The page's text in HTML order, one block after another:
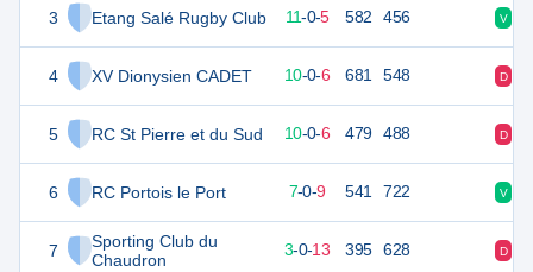
3 Etang Salé Rugby Club
4 XV Dionysien CADET
5 RC St Pierre et du Sud
6 RC Portois le Port
7
Sporting Club du
Chaudron
53 16 11-0-5 582 456 V
50 16 10-0-6 681 548 D
44 16 10-0-6 479 488 D
30 7-0-9 541 722 V
16 3-0-13 395 628 D